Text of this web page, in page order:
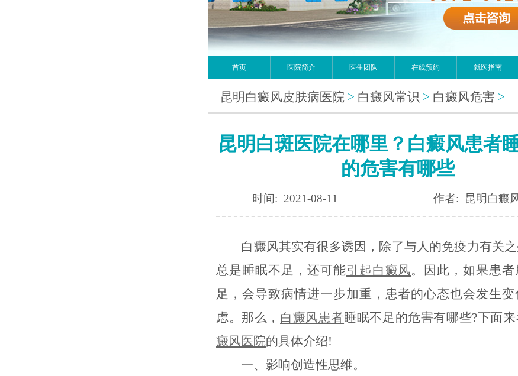
首页 医院简介 医生团队 在线预约 就医指南
昆明白癜风皮肤病医院 > 白癜风常识 > 白癜风危害 >
昆明白斑医院在哪里？白癜风患者
的危害有哪些
时间: 2021-08-11 作者: 昆明白癜
白癜风其实有很多诱因，除了与人的免疫力有关之
总是睡眠不足，还可能引起白癜风。因此，如果患
足，会导致病情进一步加重，患者的心态也会发生
虑。那么， 白癜风患者睡眠不足的危害有哪些?下面
癜风医院的具体介绍!
一、影响创造性思维。